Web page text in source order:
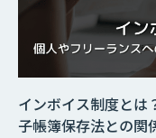
インボイス制度とは
子帳簿保存法との関